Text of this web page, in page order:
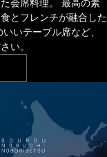
会席料理。
最高の素
とフレンチが融合した
いテーブル席など、
い。